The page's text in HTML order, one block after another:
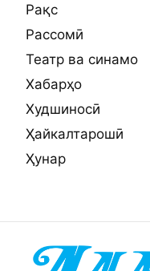
Рақс
Рассомӣ
Театр ва синамо
Хабарҳо
Худшиносӣ
Ҳайкалтарошӣ
Ҳунар